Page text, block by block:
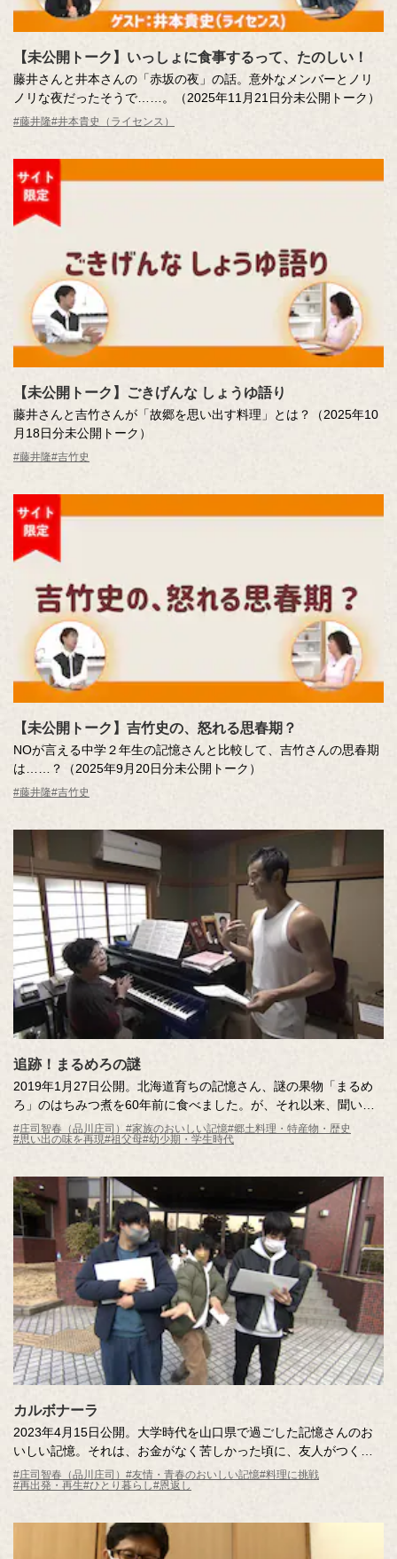
【未公開トーク】いっしょに食事するって、たのしい！
藤井さんと井本さんの「赤坂の夜」の話。意外なメンバーとノリ
ノリな夜だったそうで……。（2025年11月21日分未公開トーク）
#藤井隆#井本貴史（ライセンス）
【未公開トーク】ごきげんな しょうゆ語り
藤井さんと吉竹さんが「故郷を思い出す料理」とは？（2025年10
月18日分未公開トーク）
#藤井隆#吉竹史
【未公開トーク】吉竹史の、怒れる思春期？
NOが言える中学２年生の記憶さんと比較して、吉竹さんの思春期
は……？（2025年9月20日分未公開トーク）
#藤井隆#吉竹史
追跡！まるめろの謎
2019年1月27日公開。北海道育ちの記憶さん、謎の果物「まるめ
ろ」のはちみつ煮を60年前に食べました。が、それ以来、聞いた
ことも見たこともない！いったい「まるめろ」とはどんな果物な
のか？その正体を探ります。
#庄司智春（品川庄司） #家族のおいしい記憶#郷土料理・特産物・歴史
#思い出の味を再現#祖父母#幼少期・学生時代
カルボナーラ
2023年4月15日公開。大学時代を山口県で過ごした記憶さんのお
いしい記憶。それは、お金がなく苦しかった頃に、友人がつくっ
てくれたカルボナーラ。当時は感謝を伝えることができなかった
友人に、恩返しをしたいという記憶さん。カルボナーラ専門店の
たまる、男の友情物語です。
#庄司智春（品川庄司） #友情・青春のおいしい記憶#料理に挑戦
#再出発・再生#ひとり暮らし#恩返し